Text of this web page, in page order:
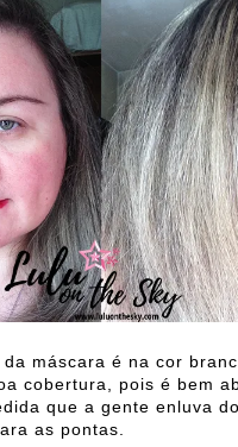
da máscara é na cor
cobertura, pois é bem
que a gente enluva do
as pontas.